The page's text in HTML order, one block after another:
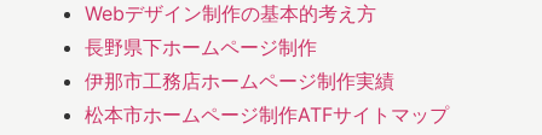
Webデザイン制作の基本的考え方
長野県下ホームページ制作
伊那市工務店ホームページ制作実績
松本市ホームページ制作ATFサイトマップ